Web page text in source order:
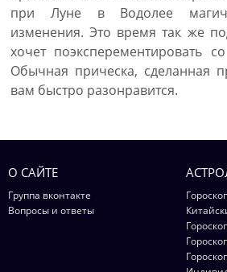
при Луне в Водолее
изменения. Это время так же
хочет поэксперементировать
Обычная прическа, сделанная
вам быстро разонравится.
О САЙТЕ
Группа вконтакте
Вопросы и ответы